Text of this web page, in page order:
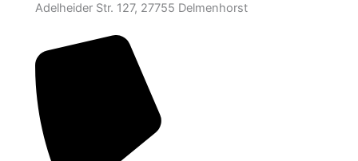
Adelheider Str. 127, 27755 Delmenhorst